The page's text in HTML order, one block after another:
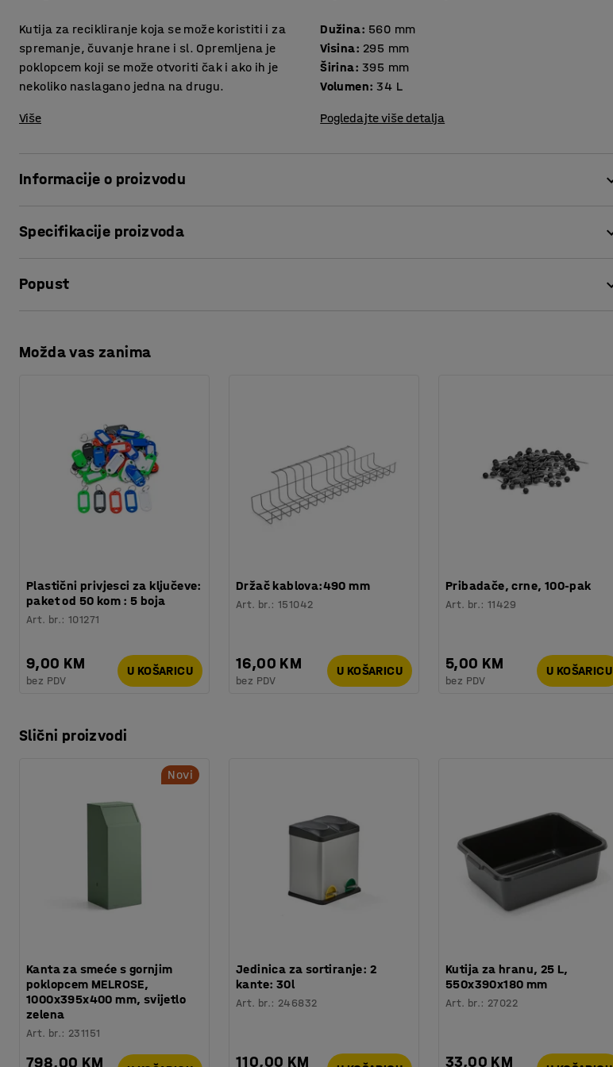
Kutija za recikliranje koja se može koristiti i za
spremanje, čuvanje hrane i sl. Opremljena je
poklopcem koji se može otvoriti čak i ako ih je
nekoliko naslagano jedna na drugu.
Više
Dužina: 560 mm
Visina: 295 mm
Širina: 395 mm
Volumen: 34 L
Pogledajte više detalja
Informacije o proizvodu
kada je kutija složena.
Složite nekoliko kutija jednu na drugu kako bi stvorili stanicu za recikliranje.
pakirnih stanica. U kutiju se mogu spremati prehrambeni proizvodi.
Specifikacije proizvoda
Visina: 295
Posude
Boja: Bijela
Popust
Preuzmite upute za održavanjen
Možda vas zanima
Plastični privjesci za ključeve:
paket od 50 kom : 5 boja
Art. br.:101271
9,00 KM
bez PDV
U KOŠARICU
Držač kablova:490 mm
Art. br.:151042
16,00 KM
bez PDV
U KOŠARICU
Pribadače, crne, 100-pak
Art. br.:11429
5,00 KM
bez PDV
U KOŠARICU
Slični proizvodi
Novi
Kanta za smeće s gornjim
poklopcem MELROSE,
1000x395x400 mm, svijetlo
zelena
Art. br.: 231151
798,00 KM
Jedinica za sortiranje: 2
kante: 30l
Art. br.: 246832
110,00 KM
Kutija za hranu, 25 L,
550x390x180 mm
Art. br.: 27022
33,00 KM